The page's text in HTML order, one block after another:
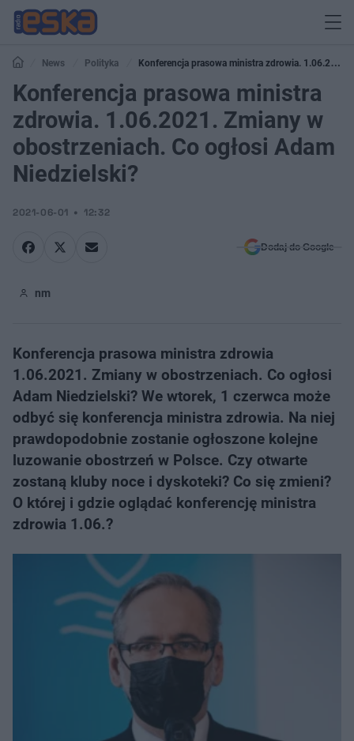
News Polityka
Konferencja prasowa ministra zdrowia. 1.06.2021.
Zmiany w obostrzeniach. Co ogłosi Adam Niedzielski?
Konferencja prasowa ministra
zdrowia. 1.06.2021. Zmiany w
obostrzeniach. Co ogłosi Adam
Niedzielski?
2021-06-01 12:32
Dodaj do Google
nm
Konferencja prasowa ministra zdrowia
1.06.2021. Zmiany w obostrzeniach. Co ogłosi
Adam Niedzielski? We wtorek, 1 czerwca może
odbyć się konferencja ministra zdrowia. Na niej
prawdopodobnie zostanie ogłoszone kolejne
luzowanie obostrzeń w Polsce. Czy otwarte
zostaną kluby noce i dyskoteki? Co się zmieni?
O której i gdzie oglądać konferencję ministra
zdrowia 1.06.?